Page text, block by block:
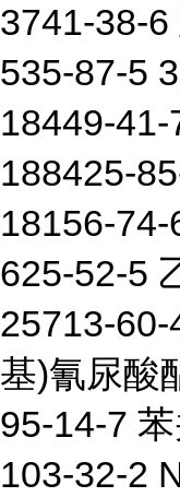
3741-38-
535-87-5
18449-
188425-
18156-
625-52-5
25713-
基)氰尿酸
95-14-7
103-32-2